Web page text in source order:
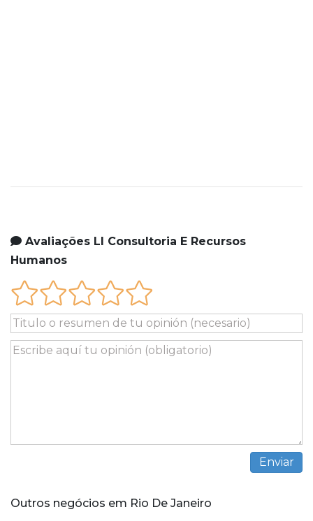
Avaliações Ll Consultoria E Recursos
Humanos
Outros negócios em Rio De Janeiro